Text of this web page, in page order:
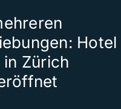
Hotel
Zürich